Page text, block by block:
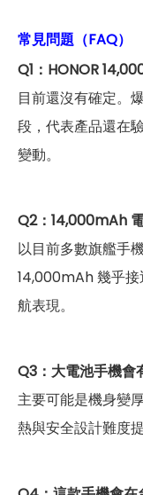
常見問題（FAQ）
Q1：HONOR
目前還沒有確定。
段，代表產品還在
變動。
Q2：14,000mAh
以目前多數旗艦手
14,000mAh 幾乎
航表現。
Q3：大電池手機會
主要可能是機身變
熱與安全設計難度